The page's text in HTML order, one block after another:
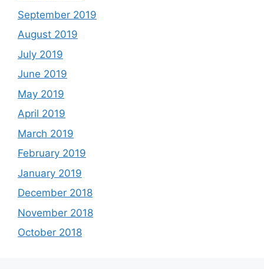
September 2019
August 2019
July 2019
June 2019
May 2019
April 2019
March 2019
February 2019
January 2019
December 2018
November 2018
October 2018